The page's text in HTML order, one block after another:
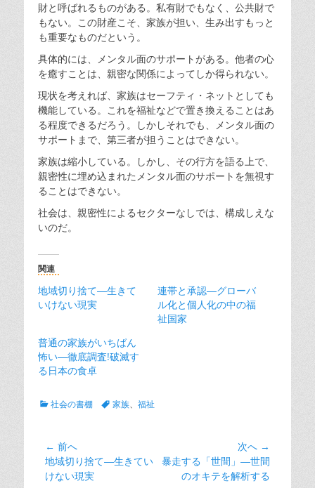
財と呼ばれるものがある。私有財でもなく、公共財で
もない。この財産こそ、家族が担い、生み出すもっと
も重要なものだという。
具体的には、メンタル面のサポートがある。他者の心
を癒すことは、親密な関係によってしか得られない。
現状を考えれば、家族はセーフティ・ネットとしても
機能している。これを福祉などで置き換えることはあ
る程度できるだろう。しかしそれでも、メンタル面の
サポートまで、第三者が担うことはできない。
家族は縮小している。しかし、その行方を語る上で、
親密性に埋め込まれたメンタル面のサポートを無視す
ることはできない。
社会は、親密性によるセクターなしでは、構成しえな
いのだ。
関連
地域切り捨て―生きて
いけない現実
連帯と承認―グローバ
ル化と個人化の中の福
祉国家
普通の家族がいちばん
怖い―徹底調査!破滅す
る日本の食卓
カ 社会の書棚
タ 家族、 福祉
投
稿
ナ
← 前へ
前
の
地域切り捨て―生きてい
けない現実
次へ →
次
暴走する「世間」―世間
のオキテを解析する